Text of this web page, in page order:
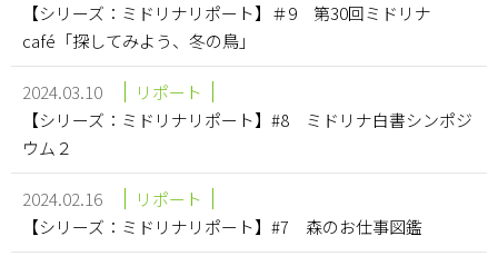
【シリーズ：ミドリナリポート】＃9 第30回ミドリナ
café「探してみよう、冬の鳥」
2024.03.10
リポート
【シリーズ：ミドリナリポート】#8 ミドリナ白書シンポジ
ウム２
2024.02.16
リポート
【シリーズ：ミドリナリポート】#7 森のお仕事図鑑